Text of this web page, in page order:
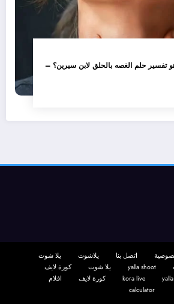
حلم الغصه بالحلق لابن سيرين؟ –
اتصل بنا يلاشوت
يلا شوت
yalla shoot يلا شوت
كورة لايف
kora live كورة لايف
افلام
calculator